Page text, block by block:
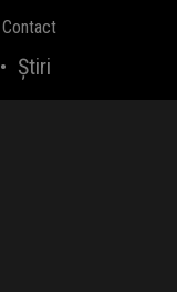
Contact
• Știri